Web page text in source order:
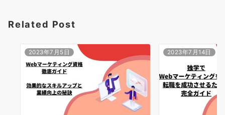
ン
Related Post
2023年7月5日 2023年7月14日